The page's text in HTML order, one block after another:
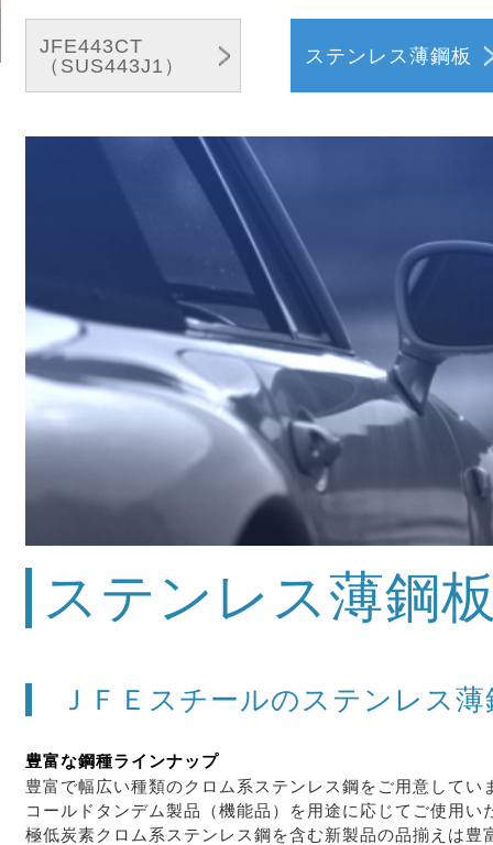
2014.11.10
省資源型高耐熱ステンレス鋼
2014.07.14
省資源型高耐熱ステンレス鋼
2014.04.03
省資源型高耐熱ステンレス鋼
2013.03
国土交通省公共建築工事『標準仕
JFE443CT
（SUS443J1）
ステンレス薄鋼板
ステンレス薄
ＪＦＥスチールのステンレス
豊富な鋼種ラインナップ
豊富で幅広い種類のクロム系ステンレス鋼をご用意してい
コールドタンデム製品（機能品）を用途に応じてご使用い
極低炭素クロム系ステンレス鋼を含む新製品の品揃えは